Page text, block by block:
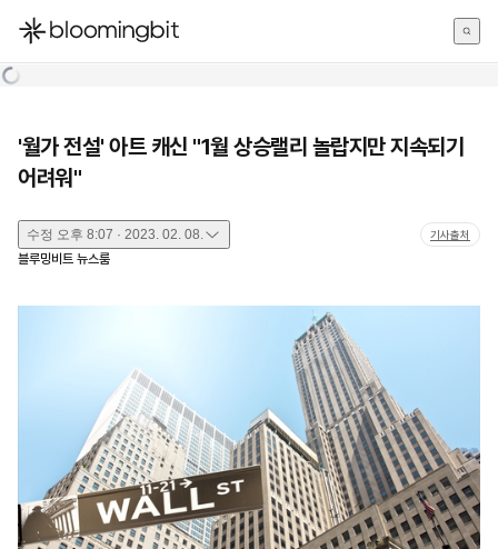
한국어
'월가 전설' 아트 캐신 "1월 상승랠리 놀랍지만 지속되기
어려워"
수정 오후 8:07 · 2023. 02. 08. 기사출처
블루밍비트 뉴스룸